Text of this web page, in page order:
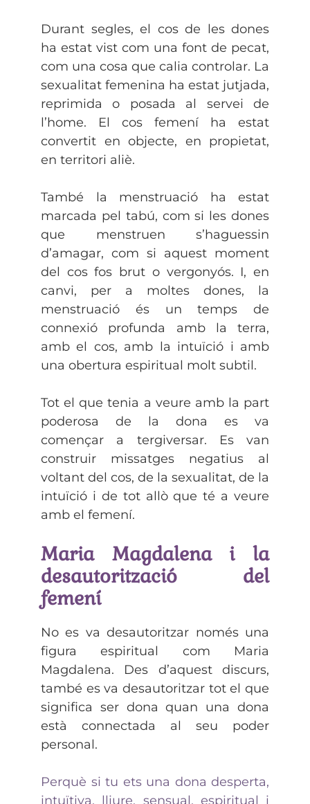
Durant segles, el cos de les dones
ha estat vist com una font de pecat,
com una cosa que calia controlar. La
sexualitat femenina ha estat jutjada,
reprimida o posada al servei de
l’home. El cos femení ha estat
convertit en objecte, en propietat,
en territori aliè.
També la menstruació ha estat
marcada pel tabú, com si les dones
que menstruen s’haguessin
d’amagar, com si aquest moment
del cos fos brut o vergonyós. I, en
canvi, per a moltes dones, la
menstruació és un temps de
connexió profunda amb la terra,
amb el cos, amb la intuïció i amb
una obertura espiritual molt subtil.
Tot el que tenia a veure amb la part
poderosa de la dona es va
començar a tergiversar. Es van
construir missatges negatius al
voltant del cos, de la sexualitat, de la
intuïció i de tot allò que té a veure
amb el femení.
Maria Magdalena i la
desautorització del
femení
No es va desautoritzar només una
figura espiritual com Maria
Magdalena. Des d’aquest discurs,
també es va desautoritzar tot el que
significa ser dona quan una dona
està connectada al seu poder
personal.
Perquè si tu ets una dona desperta,
intuïtiva, lliure, sensual, espiritual i